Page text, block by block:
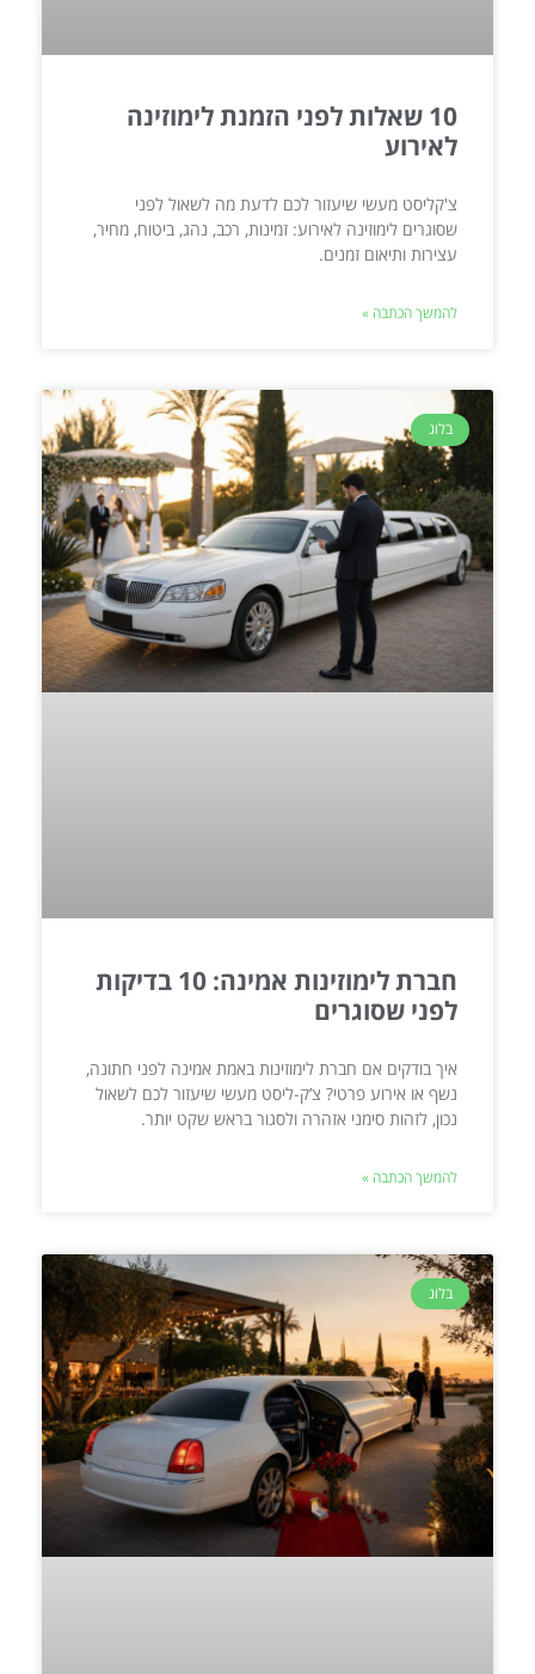
10 שאלות לפני הזמנת לימוזינה
לאירוע
צ'קליסט מעשי שיעזור לכם לדעת מה לשאול לפני
שסוגרים לימוזינה לאירוע: זמינות, רכב, נהג, ביטוח, מחיר,
עצירות ותיאום זמנים.
להמשך הכתבה »
בלוג
חברת לימוזינות אמינה: 10 בדיקות
לפני שסוגרים
איך בודקים אם חברת לימוזינות באמת אמינה לפני חתונה,
נשף או אירוע פרטי? צ’ק-ליסט מעשי שיעזור לכם לשאול
נכון, לזהות סימני אזהרה ולסגור בראש שקט יותר.
להמשך הכתבה »
בלוג